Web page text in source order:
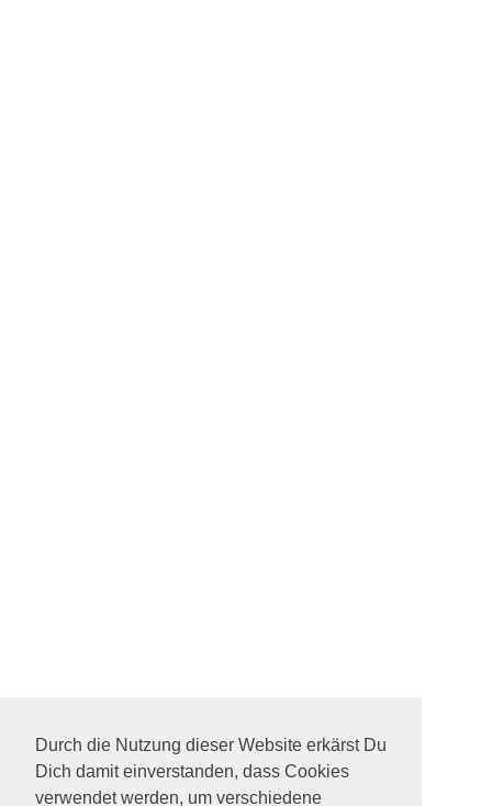
Durch die Nutzung dieser Website erkärst Du
Dich damit einverstanden, dass Cookies
verwendet werden, um verschiedene